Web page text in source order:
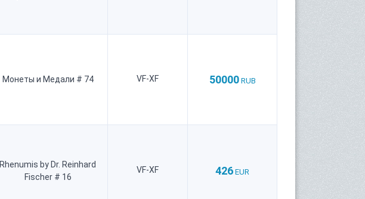
Монеты и Медали # 74 VF-XF 50000 RUB
Rhenumis by Dr. Reinhard
Fischer # 16
VF-XF 426 EUR